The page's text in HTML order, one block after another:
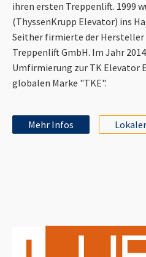
ihren ersten Treppenlift. 1999
(ThyssenKrupp Elevator) ins
Seither firmierte der
Treppenlift GmbH. Im Jahr
Umfirmierung zur TK Elevator
globalen Marke "TKE".
Mehr Infos